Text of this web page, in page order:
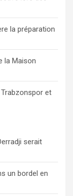
la préparation
la Maison
Trabzonspor et
serait
un bordel en